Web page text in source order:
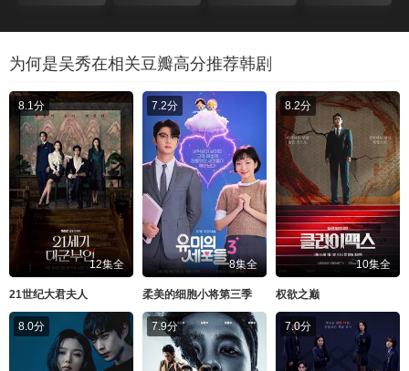
为何是吴秀在相关豆瓣高分推荐韩剧
8.1分
12集全
21世纪大君夫人
7.2分
8集全
柔美的细胞小将第三季
8.2分
10集全
权欲之巅
8.0分 7.9分 7.0分